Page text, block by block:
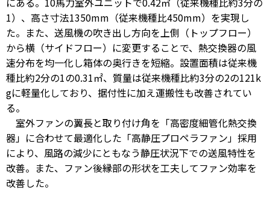
1）、高さ寸法1350mm（従来機種比450mm）を実現し
た。また、送風機の吹き出し方向を上側（トップフロー）
から横（サイドフロー）に変更することで、熱交換器の風
速分布を均一化し箱体の奥行きを短縮。設置面積は従来機
種比約2分の1の0.31㎡、質量は従来機種比約3分の2の121k
gに軽量化しており、据付性に加え運搬性も改善されてい
る。
室外ファンの翼長と取り付け角を「高密度細管化熱交換
器」に合わせて最適化した「高静圧プロペラファン」採用
により、風路の減少にともなう静圧状況下での送風特性を
改善。また、ファン後縁部の形状を工夫してファン効率を
改善した。